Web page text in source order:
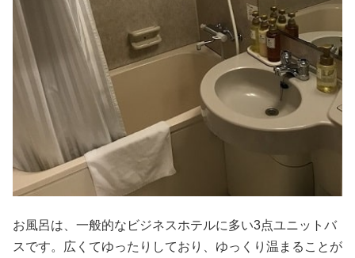
お風呂は、一般的なビジネスホテルに多い3点ユニットバ
スです。広くてゆったりしており、ゆっくり温まることが